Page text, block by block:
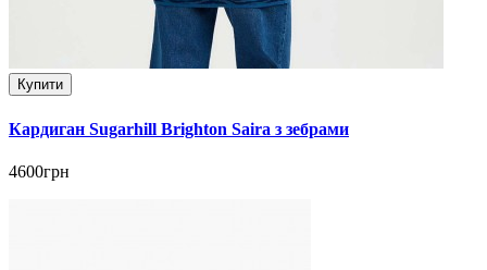
Купити
Кардиган Sugarhill Brighton Saira з зебрами
4600грн